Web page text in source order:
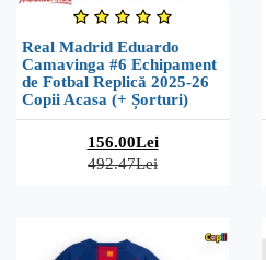
Real Madrid Eduardo
Camavinga #6 Echipament
de Fotbal Replică 2025-26
Copii Acasa (+ Șorturi)
156.00Lei
492.47Lei